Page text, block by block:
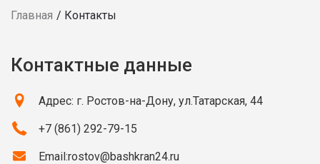
Главная Контакты
Контактные данные
Адрес: г. Ростов-на-Дону, ул.Татарская, 44
+7 (861) 292-79-15
Email:rostov@bashkran24.ru